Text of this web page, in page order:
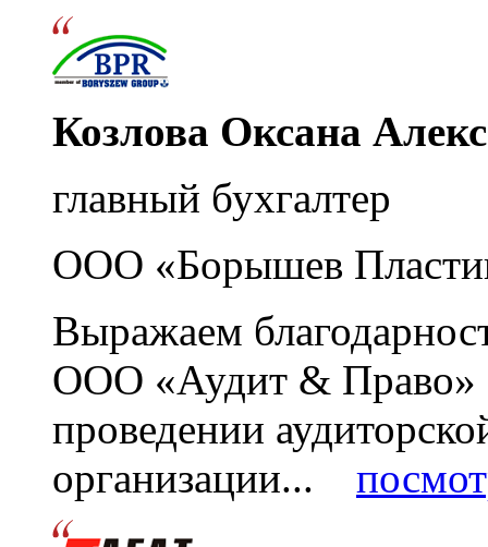
Козлова Оксана
главный бухгалтер
ООО «Борышев
Выражаем
ООО «Аудит & Право»
проведении
организации...